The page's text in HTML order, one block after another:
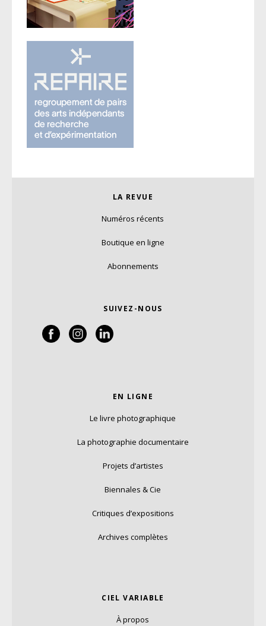
LA REVUE
Numéros récents
Boutique en ligne
Abonnements
SUIVEZ-NOUS
EN LIGNE
Le livre photographique
La photographie documentaire
Projets d’artistes
Biennales & Cie
Critiques d’expositions
Archives complètes
CIEL VARIABLE
À propos